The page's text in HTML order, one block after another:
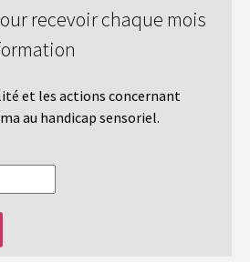
recevoir chaque mois
et les actions concernant
au handicap sensoriel.